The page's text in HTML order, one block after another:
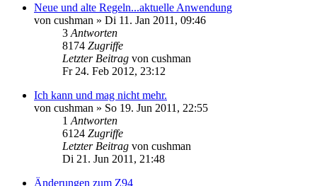
Neue und alte Regeln...aktuelle Anwendung
von cushman » Di 11. Jan 2011, 09:46
3 Antworten
8174 Zugriffe
Letzter Beitrag von cushman
Fr 24. Feb 2012, 23:12
Ich kann und mag nicht mehr.
von cushman » So 19. Jun 2011, 22:55
1 Antworten
6124 Zugriffe
Letzter Beitrag von cushman
Di 21. Jun 2011, 21:48
Änderungen zum Z94